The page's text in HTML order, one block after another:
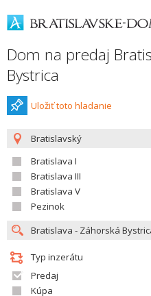
Dom na predaj
Bystrica
Uložiť toto hladanie
Bratislavský
Bratislava I
Bratislava III
Bratislava V
Pezinok
Typ inzerátu
Predaj
Kúpa